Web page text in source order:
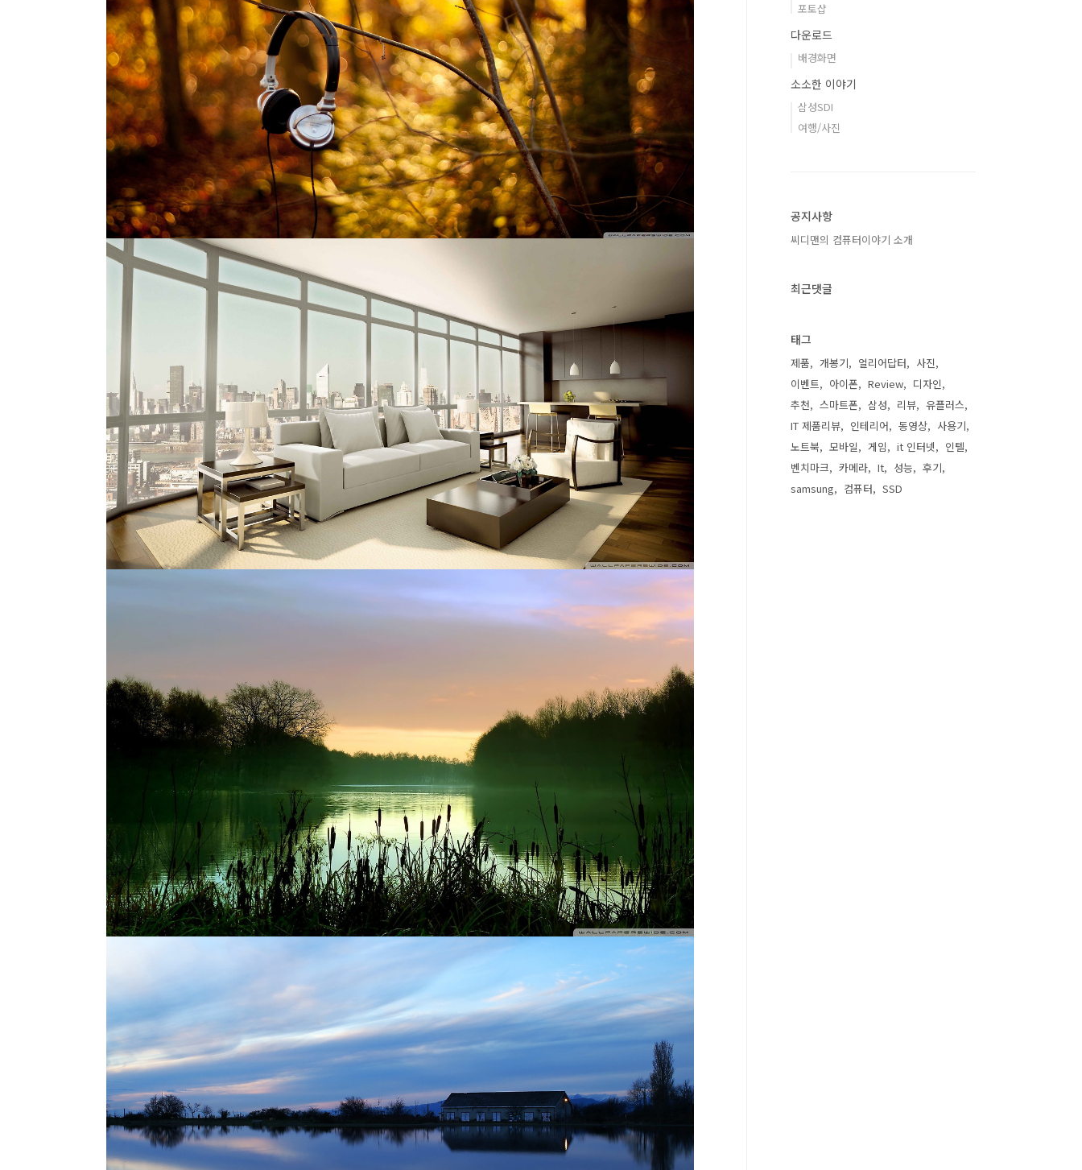
포토샵
다운로드
배경화면
소소한 이야기
삼성SDI
여행/사진
공지사항
씨디맨의 컴퓨터이야기 소개
최근댓글
태그
제품 개봉기 얼리어답터
사진
이벤트
아이폰 Review
디자인
추천
스마트폰 삼성 리뷰
유플러스
IT 제품리뷰
인테리어 동영상
사용기
노트북
모바일 게임 it 인터넷
인텔
벤치마크
카메라 It 성능
후기
samsung
컴퓨터 SSD